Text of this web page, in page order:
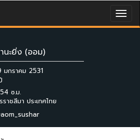
นะยิ่ง (ออม)
มกราคม 2531
ซ.ม.
าชสีมา ประเทศไทย